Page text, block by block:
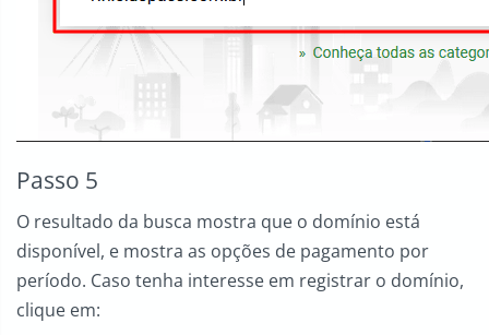
Passo 5
O resultado da busca mostra que o domínio está
disponível, e mostra as opções de pagamento por
período. Caso tenha interesse em registrar o domínio,
clique em: